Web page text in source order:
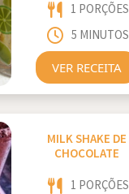
1 PORÇÕES
5 MINUTOS
VER RECEITA
MILK SHAKE DE
CHOCOLATE
1 PORÇÕES